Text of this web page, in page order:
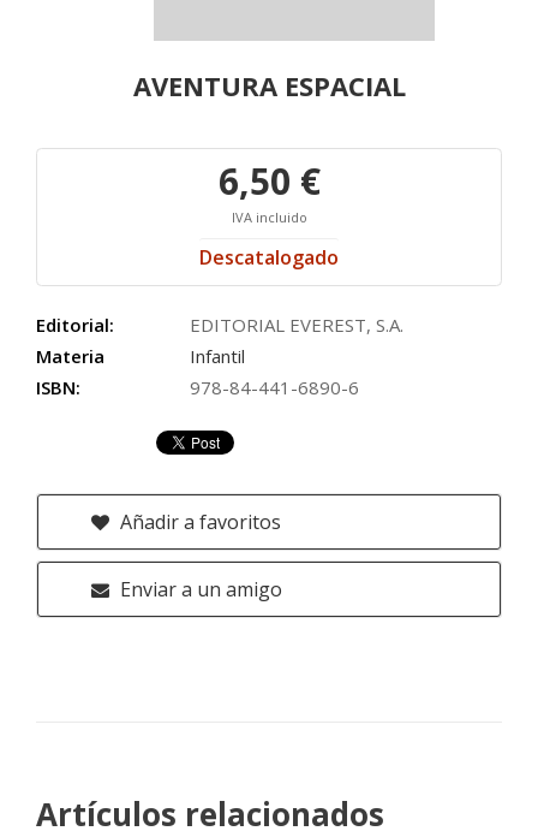
AVENTURA ESPACIAL
6,50 €
IVA incluido
Descatalogado
Editorial:
EDITORIAL EVEREST, S.A.
Materia
Infantil
ISBN:
978-84-441-6890-6
Añadir a favoritos
Enviar a un amigo
Artículos relacionados